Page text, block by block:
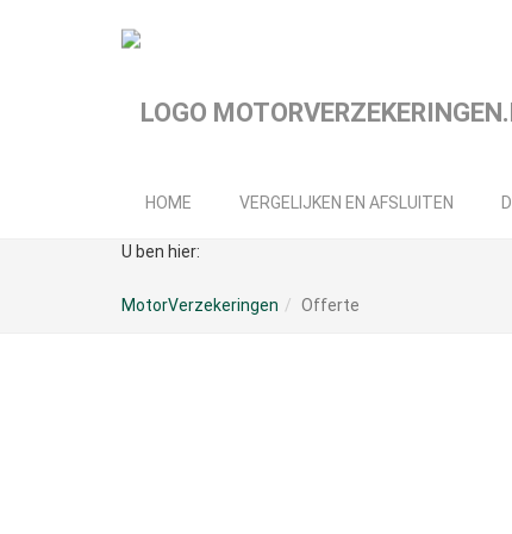
HOME VERGELIJKEN EN AFSLUITEN
U ben hier:
MotorVerzekeringen Offerte